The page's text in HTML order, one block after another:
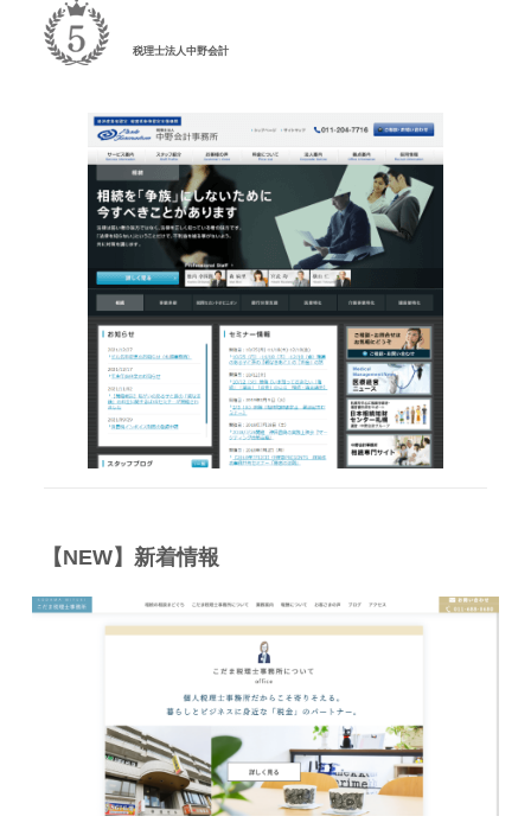
税理士法人中野会計
【NEW】新着情報